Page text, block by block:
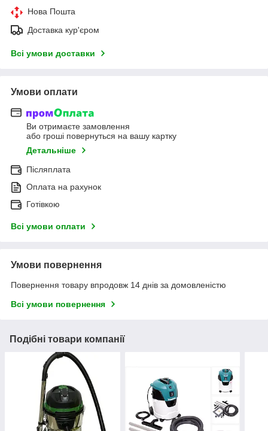
Нова Пошта
Доставка кур'єром
Всі умови доставки
Умови оплати
Ви отримаєте замовлення
або гроші повернуться на вашу картку
Детальніше
Післяплата
Оплата на рахунок
Готівкою
Всі умови оплати
Умови повернення
Повернення товару впродовж 14 днів за домовленістю
Всі умови повернення
Подібні товари компанії